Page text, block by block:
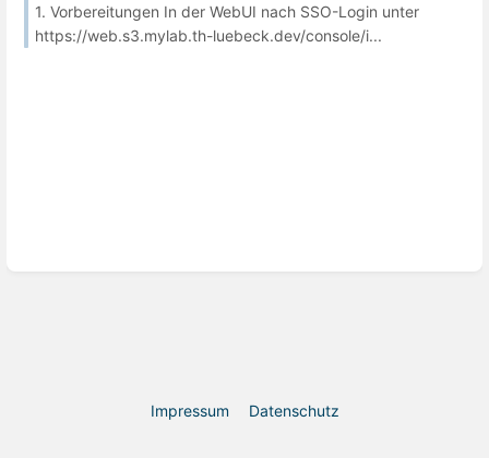
1. Vorbereitungen In der WebUI nach SSO-Login unter
https://web.s3.mylab.th-luebeck.dev/console/i...
Impressum Datenschutz